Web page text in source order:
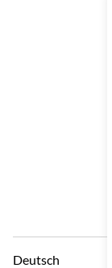
Deutsch